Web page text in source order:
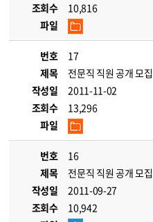
조회수
10,816
파일
번호
17
제목
전문직 직원 공개 모집
작성일
2011-11-02
조회수
13,296
파일
번호
16
제목
전문직 직원 공개 모집
작성일
2011-09-27
조회수
10,942